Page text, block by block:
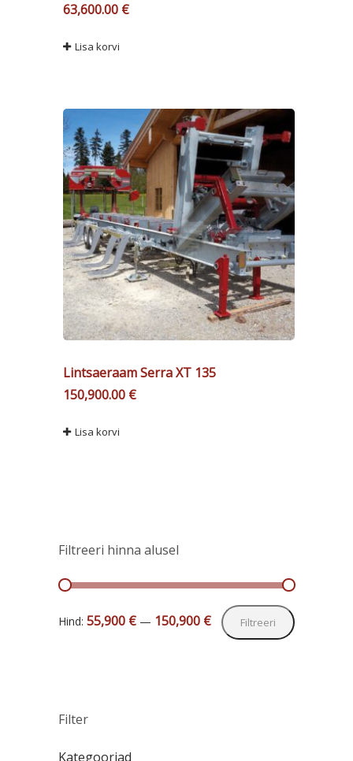
63,600.00 €
Lisa korvi
Lintsaeraam Serra XT 135
150,900.00 €
Lisa korvi
Filtreeri hinna alusel
Minimaalne
Filtreeri
Hind: 55,900 € — 150,900 €
Filter
Kategooriad